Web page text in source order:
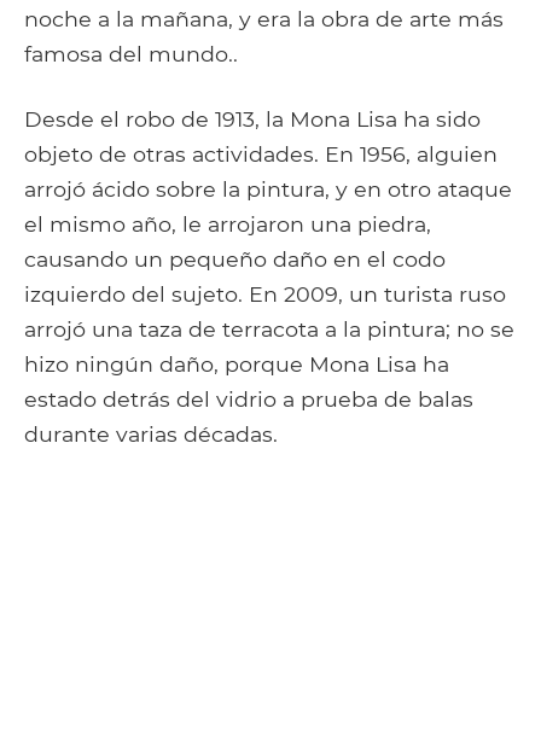
noche a la mañana, y era la obra de arte más
famosa del mundo..
Desde el robo de 1913, la Mona Lisa ha sido
objeto de otras actividades. En 1956, alguien
arrojó ácido sobre la pintura, y en otro ataque
el mismo año, le arrojaron una piedra,
causando un pequeño daño en el codo
izquierdo del sujeto. En 2009, un turista ruso
arrojó una taza de terracota a la pintura; no se
hizo ningún daño, porque Mona Lisa ha
estado detrás del vidrio a prueba de balas
durante varias décadas.